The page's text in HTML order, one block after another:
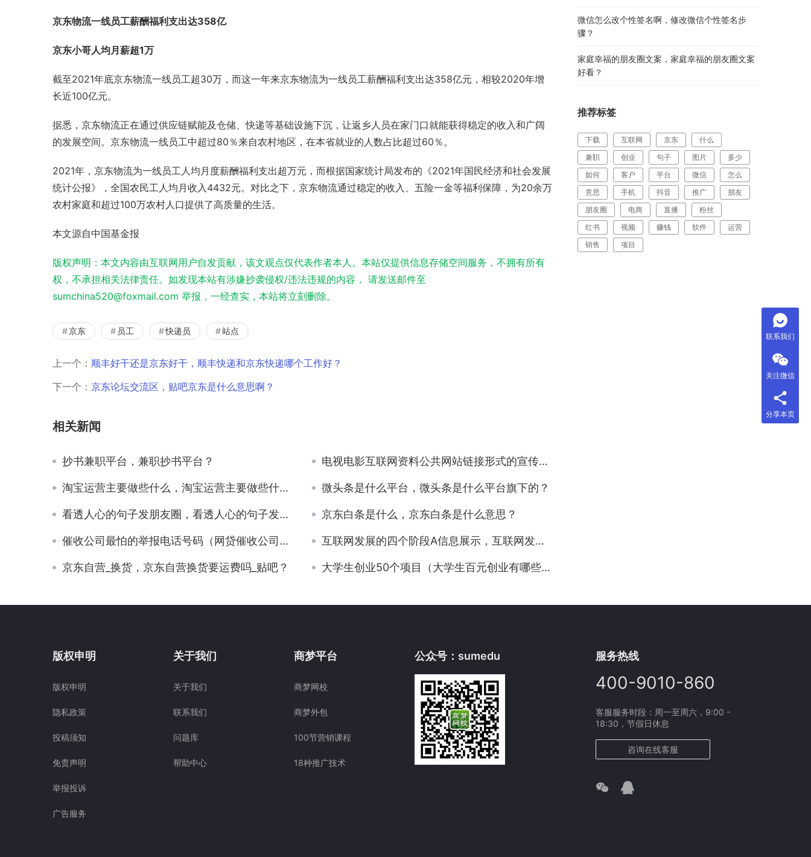
京东物流一线员工薪酬福利支出达358亿
京东小哥人均月薪超1万
截至2021年底京东物流一线员工超30万，而这一年来京东物流为一线员工薪酬福利支出达358亿元，相较2020年增
长近100亿元。
据悉，京东物流正在通过供应链赋能及仓储、快递等基础设施下沉，让返乡人员在家门口就能获得稳定的收入和广阔
的发展空间。京东物流一线员工中超过80％来自农村地区，在本省就业的人数占比超过60％。
2021年，京东物流为一线员工人均月度薪酬福利支出超万元，而根据国家统计局发布的《2021年国民经济和社会发展
统计公报》，全国农民工人均月收入4432元。对比之下，京东物流通过稳定的收入、 五险一金等福利保障，为20余万
农村家庭和超过100万农村人口提供了高质量的生活。
本文源自中国基金报
版权声明：本文内容由互联网用户自发贡献，该文观点仅代表作者本人。本站仅提供信息存储空间服务，不拥有所有
权，不承担相关法律责任。如发现本站有涉嫌抄袭侵权/违法违规的内容， 请发送邮件至
sumchina520@foxmail.com 举报，一经查实，本站将立刻删除。
京东 员工 快递员 站点
上一个： 顺丰好干还是京东好干，顺丰快递和京东快递哪个工作好？
下一个： 京东论坛交流区，贴吧京东是什么意思啊？
相关新闻
抄书兼职平台，兼职抄书平台？ 电视电影互联网资料公共网站链接形式的宣传推介，电视,电影,互联网资料,公共网站的区别？
淘宝运营主要做些什么，淘宝运营主要做些什么怎么操作？ 微头条是什么平台，微头条是什么平台旗下的？
看透人心的句子发朋友圈，看透人心的句子发朋友圈图片？ 京东白条是什么，京东白条是什么意思？
催收公司最怕的举报电话号码（网贷催收公司最怕的举报电话） 互联网发展的四个阶段A信息展示，互联网发展的四个阶段和对社会、个人产生的影响？
京东自营_换货，京东自营换货要运费吗_贴吧？ 大学生创业50个项目（大学生百元创业有哪些项目）
微信怎么改个性签名啊，修改微信个性签名步
骤？
家庭幸福的朋友圈文案，家庭幸福的朋友圈文案
好看？
推荐标签
下载 互联网 京东
什么
兼职
创业 句子 图片
多少
如何
客户 平台 微信
怎么
意思
手机 抖音 推广
朋友
朋友圈
电商 直播
粉丝
红书
视频 赚钱 软件
运营
销售
项目
版权申明
版权申明
隐私政策
投稿须知
免责声明
举报投诉
广告服务
关于我们
关于我们
联系我们
问题库
帮助中心
商梦平台
商梦网校
商梦外包
100节营销课程
18种推广技术
公众号：sumedu 服务热线
400-9010-860
客服服务时段：周一至周六，9:00 -
18:30，节假日休息
咨询在线客服
联系我们
关注微信
分享本页